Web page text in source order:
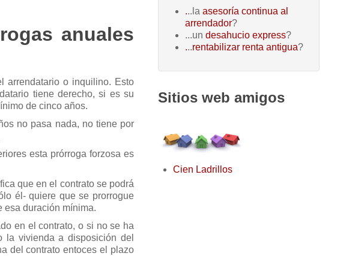
anuales
arrendatario o inquilino. Esto
tiene derecho, si es su
de cinco años.
no pasa nada, no tiene por
esta prórroga forzosa es
que en el contrato se podrá
él- quiere que se prorrogue
esa duración mínima.
en el contrato, o si no se ha
la vivienda a disposición del
del contrato entoces el plazo
...la asesoría continua al
arrendador?
...un desahucio express?
...rentabilizar renta antigua?
Sitios web amigos
Cien Ladrillos